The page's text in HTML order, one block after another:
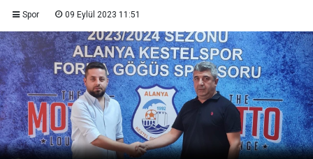
Spor 09 Eylül 2023 11:51